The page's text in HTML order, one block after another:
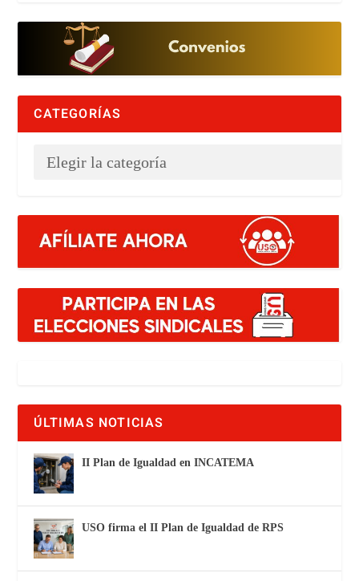
CATEGORÍAS
ÚLTIMAS NOTICIAS
II Plan de Igualdad en INCATEMA
USO firma el II Plan de Igualdad de RPS